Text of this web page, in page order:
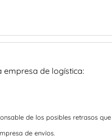
empresa de logística:
de los posibles retrasos
de envíos.